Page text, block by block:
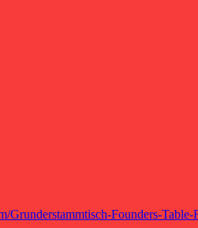
Grunderstammtisch-Founders-